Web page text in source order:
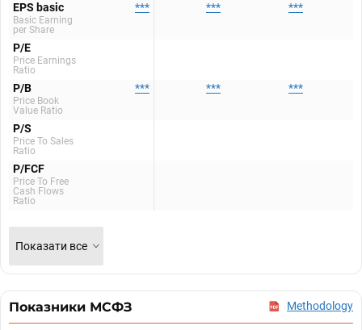
EPS basic
Basic Earning
per Share
*** *** ***
P/E
Price Earnings
Ratio
P/B
Price Book
Value Ratio
*** *** ***
P/S
Price To Sales
Ratio
P/FCF
Price To Free
Cash Flows
Ratio
Показати все
Показники МСФЗ Methodology